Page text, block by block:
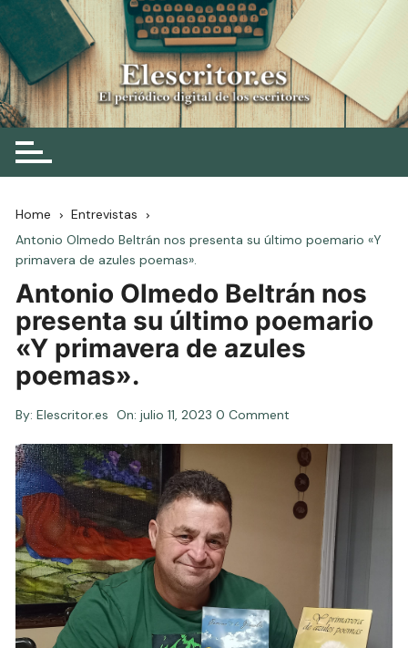
Skip
to
content
Elescritor.es
El periódico digital de los escritores
Home
Entrevistas
Antonio Olmedo Beltrán nos presenta su último poemario «Y
primavera de azules poemas».
Antonio Olmedo Beltrán nos
presenta su último poemario
«Y primavera de azules
poemas».
By: Elescritor.es On:julio 11, 2023 0 Comment